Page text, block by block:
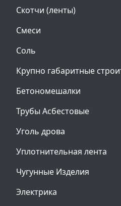
Скотчи (ленты)
Смеси
Соль
Крупно габаритные
Бетономешалки
Трубы Асбестовые
Уголь дрова
Уплотнительная лента
Чугунные Изделия
Электрика